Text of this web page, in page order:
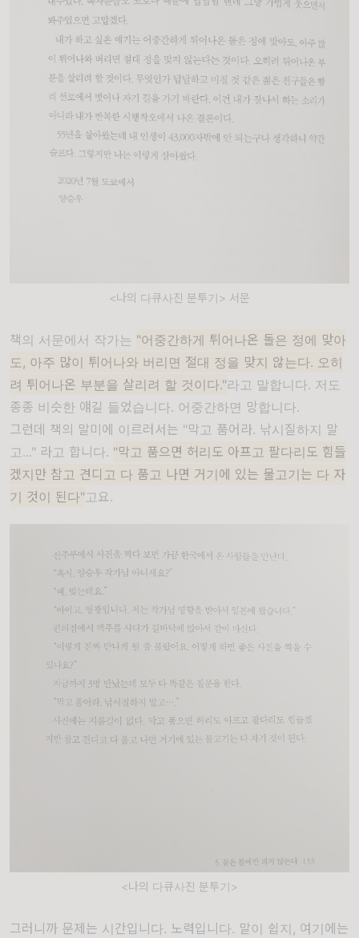
<나의 다큐사진 분투기> 서문
책의 서문에서 작가는 "어중간하게 튀어나온 돌은 정에 맞아
도, 아주 많이 튀어나와 버리면 절대 정을 맞지 않는다. 오히
려 튀어나온 부분을 살리려 할 것이다."라고 말합니다. 저도
종종 비슷한 얘길 들었습니다. 어중간하면 망합니다.
그런데 책의 말미에 이르러서는 "막고 품어라. 낚시질하지 말
고..." 라고 합니다. "막고 품으면 허리도 아프고 팔다리도 힘들
겠지만 참고 견디고 다 품고 나면 거기에 있는 물고기는 다 자
기 것이 된다" 고요.
<나의 다큐사진 분투기>
그러니까 문제는 시간입니다. 노력입니다. 말이 쉽지, 여기에는